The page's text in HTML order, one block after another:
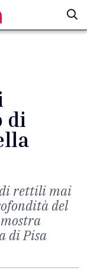
di
rettili mai
del
di Pisa